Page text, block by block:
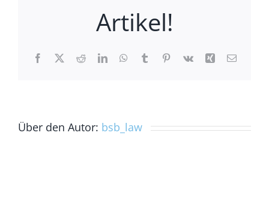
Artikel!
Facebook
X RedditLinkedInWhatsApp
TumblrPinterest
Vk Xing E-
Über den Autor: bsb_law